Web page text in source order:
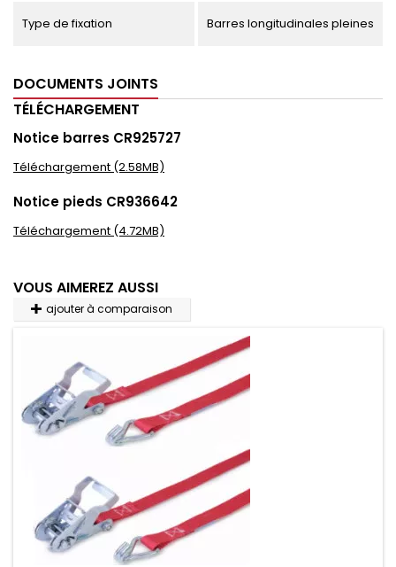
Type de fixation Barres longitudinales pleines
DOCUMENTS JOINTS
TÉLÉCHARGEMENT
Notice barres CR925727
Téléchargement (2.58MB)
Notice pieds CR936642
Téléchargement (4.72MB)
VOUS AIMEREZ AUSSI
ajouter à comparaison